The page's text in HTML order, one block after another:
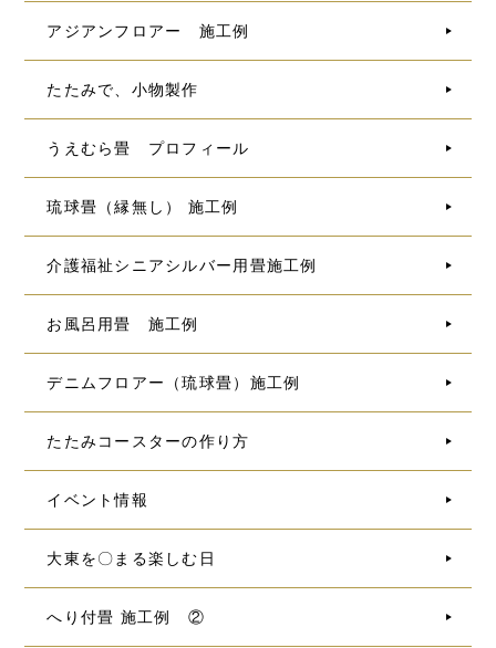
アジアンフロアー 施工例
たたみで、小物製作
うえむら畳 プロフィール
琉球畳（縁無し） 施工例
介護福祉シニアシルバー用畳施工例
お風呂用畳 施工例
デニムフロアー（琉球畳）施工例
たたみコースターの作り方
イベント情報
大東を〇まる楽しむ日
へり付畳 施工例 ②